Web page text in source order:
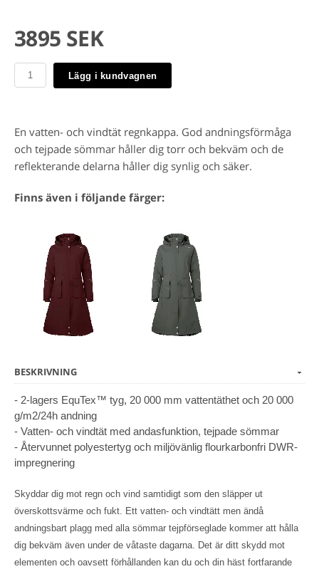
3895 SEK
Lägg i kundvagnen
En vatten- och vindtät regnkappa. God andningsförmåga
och tejpade sömmar håller dig torr och bekväm och de
reflekterande delarna håller dig synlig och säker.
Finns även i följande färger:
BESKRIVNING
- 2-lagers EquTex™ tyg, 20 000 mm vattentäthet och 20 000
g/m2/24h andning
- Vatten- och vindtät med andasfunktion, tejpade sömmar
- Återvunnet polyestertyg och miljövänlig flourkarbonfri DWR-
impregnering
Skyddar dig mot regn och vind samtidigt som den släpper ut
överskottsvärme och fukt. Ett vatten- och vindtätt men ändå
andningsbart plagg med alla sömmar tejpförseglade kommer att hålla
dig bekväm även under de våtaste dagarna. Det är ditt skydd mot
elementen och oavsett förhållanden kan du och din häst fortfarande